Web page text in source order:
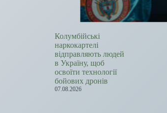
Колумбійські
наркокартелі
відправляють людей
в Україну, щоб
освоїти технології
бойових дронів
07.08.2026